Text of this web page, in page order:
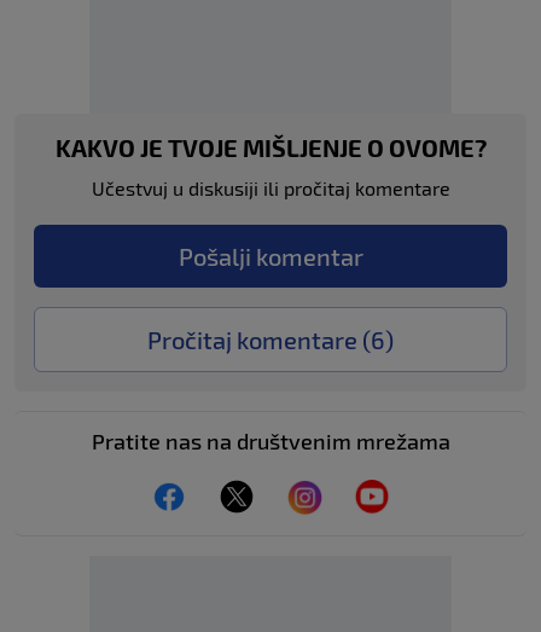
KAKVO JE TVOJE MIŠLJENJE O OVOME?
Učestvuj u diskusiji ili pročitaj komentare
Pošalji komentar
Pročitaj komentare (6)
Pratite nas na društvenim mrežama